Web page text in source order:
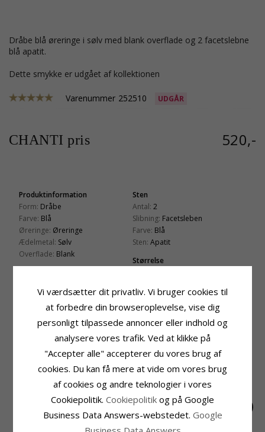
dråbe blå øreringe i sølv med blank overflade og 2 facetslebne
blå apatit.
Dette smykke er udgået af kollektionen
Varenummer 252510 UDGÅR
CHANTI pris 520,-
Produktinformation
Form: Dråbe
Farve: Blå
Øreringe: Øreringe
Ædelmetal: Sølv
Overflade: Blank
Sten
Antal: 2
Slibning: Facetsleben
Farve: Blå
Sten: Apatit
Størrelse
Leveringstid
RELATEREDE PRODUKTER
Vi værdsætter dit privatliv. Vi bruger cookies til
at forbedre din browseroplevelse, vise dig
personligt tilpassede annoncer eller indhold og
analysere vores trafik. Ved at klikke på
"Accepter alle" accepterer du vores brug af
cookies. Du kan få mere at vide om vores brug
af cookies og andre teknologier i vores
Cookiepolitik. Cookiepolitik og på Google
Business Data Answers-webstedet. Google